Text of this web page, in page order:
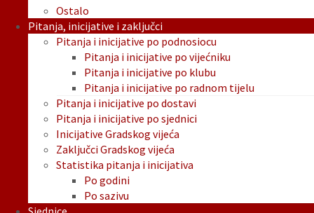
Ostalo
Pitanja, inicijative i zaključci
Pitanja i inicijative po podnosiocu
Pitanja i inicijative po vijećniku
Pitanja i inicijative po klubu
Pitanja i inicijative po radnom tijelu
Pitanja i inicijative po dostavi
Pitanja i inicijative po sjednici
Inicijative Gradskog vijeća
Zaključci Gradskog vijeća
Statistika pitanja i inicijativa
Po godini
Po sazivu